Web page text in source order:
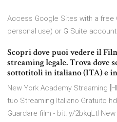
Access Google Sites with a
personal use) or G Suite
Scopri dove puoi vedere il
streaming legale. Trova dove
sottotitoli in italiano (ITA) e
New York Academy Streaming
tuo Streaming Italiano Gratuito
Guardare film - bit.ly/2bkqLtl